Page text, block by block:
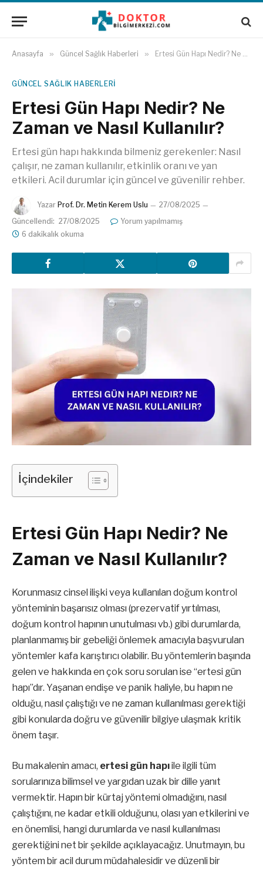
Anasayfa » Güncel Sağlık Haberleri » Ertesi Gün Hapı Nedir? Ne Zaman ve Nasıl Kullanılır?
GÜNCEL SAĞLIK HABERLERI
Ertesi Gün Hapı Nedir? Ne
Zaman ve Nasıl Kullanılır?
Ertesi gün hapı hakkında bilmeniz gerekenler: Nasıl
çalışır, ne zaman kullanılır, etkinlik oranı ve yan
etkileri. Acil durumlar için güncel ve güvenilir rehber.
Yazar Prof. Dr. Metin Kerem Uslu
27/08/2025
Güncellendi: 27/08/2025
Yorum yapılmamış
6 dakikalık okuma
İçindekiler
Ertesi Gün Hapı Nedir? Ne
Zaman ve Nasıl Kullanılır?
Korunmasız cinsel ilişki veya kullanılan doğum kontrol
yönteminin başarısız olması (prezervatif yırtılması,
doğum kontrol hapının unutulması vb.) gibi durumlarda,
planlanmamış bir gebeliği önlemek amacıyla başvurulan
yöntemler kafa karıştırıcı olabilir. Bu yöntemlerin başında
gelen ve hakkında en çok soru sorulan ise “ertesi gün
hapı”dır. Yaşanan endişe ve panik haliyle, bu hapın ne
olduğu, nasıl çalıştığı ve ne zaman kullanılması gerektiği
gibi konularda doğru ve güvenilir bilgiye ulaşmak kritik
önem taşır.
Bu makalenin amacı, ertesi gün hapıile ilgili tüm
sorularınıza bilimsel ve yargıdan uzak bir dille yanıt
vermektir. Hapın bir kürtaj yöntemi olmadığını, nasıl
çalıştığını, ne kadar etkili olduğunu, olası yan etkilerini ve
en önemlisi, hangi durumlarda ve nasıl kullanılması
gerektiğini net bir şekilde açıklayacağız. Unutmayın, bu
yöntem bir acil durum müdahalesidir ve düzenli bir